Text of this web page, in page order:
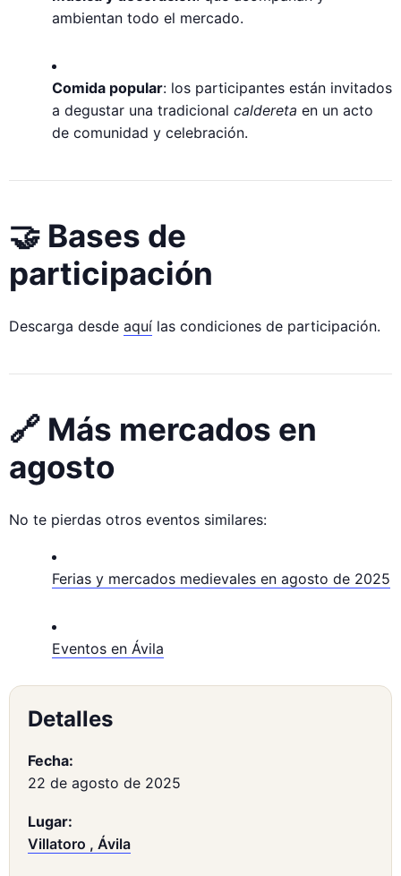
ambientan todo el mercado.
Comida popular: los participantes están invitados
a degustar una tradicional caldereta en un acto
de comunidad y celebración.
🤝 Bases de
participación
Descarga desde aquí las condiciones de participación.
🔗 Más mercados en
agosto
No te pierdas otros eventos similares:
Ferias y mercados medievales en agosto de 2025
Eventos en Ávila
Detalles
Fecha:
22 de agosto de 2025
Lugar:
Villatoro , Ávila